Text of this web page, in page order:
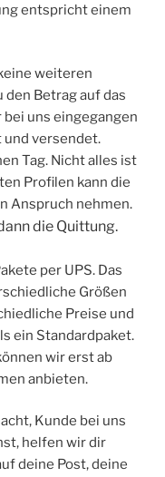
entspricht einem
weiteren
Betrag auf das
uns eingegangen
versendet.
Tag. Nicht alles ist
Profilen kann die
Anspruch nehmen.
die Quittung.
per UPS. Das
Größen
Preise und
ein Standardpaket.
wir erst ab
anbieten.
Kunde bei uns
helfen wir dir
deine Post, deine